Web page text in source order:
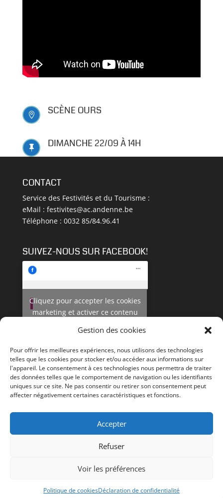
Gestion des cookies
Pour offrir les meilleures expériences, nous utilisons des technologies
telles que les cookies pour stocker et/ou accéder aux informations sur
l'appareil. Le consentement à ces technologies nous permettra de traiter
des données telles que le comportement de navigation ou les identifiants
uniques sur ce site. Ne pas consentir ou retirer son consentement peut
affecter négativement certaines caractéristiques et fonctions.
Accepter
Refuser
Voir les préférences
Politique de cookiesDéclaration de confidentialité
 SCÈNE OURS
 DIMANCHE 22/09 À 14H
CONTACT
Service des Festivités et du Tourisme :
eMail : festivites@ac.andenne.be
Téléphone : 0032 85/84.96.41
SUIVEZ-NOUS SUR FACEBOOK!
Fêtes de Wallonie d'Andenne
Cliquez pour accepter les cookies
marketing et activer ce contenu
Le Collège communal
Mentions légales|Politique en matière de cookies
caractère personnel